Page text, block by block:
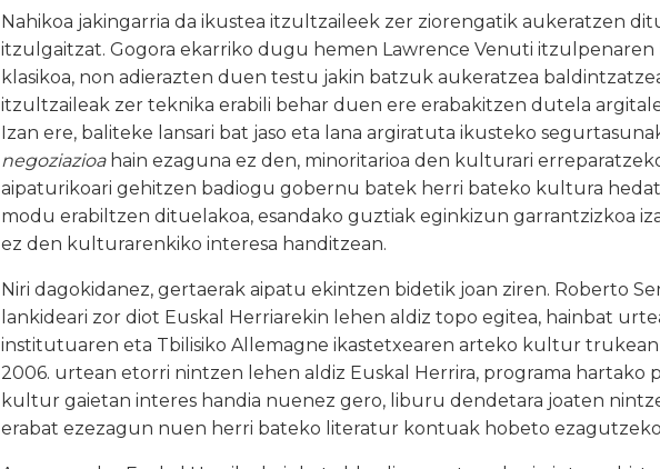
Nahikoa jakingarria da ikustea itzultzaileek zer ziorengatik aukeratzen
itzulgaitzat. Gogora ekarriko dugu hemen Lawrence Venuti itzulpenaren
klasikoa, non adierazten duen testu jakin batzuk aukeratzea
itzultzaileak zer teknika erabili behar duen ere erabakitzen dutela
Izan ere, baliteke lansari bat jaso eta lana argiratuta ikusteko
negoziazioahain ezaguna ez den, minoritarioa den kulturari
aipaturikoari gehitzen badiogu gobernu batek herri bateko kultura
modu erabiltzen dituelakoa, esandako guztiak eginkizun garrantzizkoa
ez den kulturarenkiko interesa handitzean.
Niri dagokidanez, gertaerak aipatu ekintzen bidetik joan ziren. Roberto
lankideari zor diot Euskal Herriarekin lehen aldiz topo egitea, hainbat
institutuaren eta Tbilisiko Allemagne ikastetxearen arteko kultur
2006. urtean etorri nintzen lehen aldiz Euskal Herrira, programa hartako
kultur gaietan interes handia nuenez gero, liburu dendetara joaten
erabat ezezagun nuen herri bateko literatur kontuak hobeto